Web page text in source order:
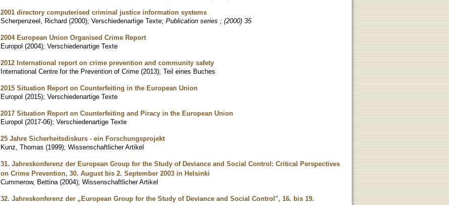
2001 directory computerised criminal justice information systems
Scherpenzeel, Richard (2000); Verschiedenartige Texte; Publication series ; (2000) 35
2004 European Union Organised Crime Report
Europol (2004); Verschiedenartige Texte
2012 International report on crime prevention and community safety
International Centre for the Prevention of Crime (2013); Teil eines Buches
2015 Situation Report on Counterfeiting in the European Union
Europol (2015); Verschiedenartige Texte
2017 Situation Report on Counterfeiting and Piracy in the European Union
Europol (2017-06); Verschiedenartige Texte
25 Jahre Sicherheitsdiskurs - ein Forschungsprojekt
Kunz, Thomas (1999); Wissenschaftlicher Artikel
31. Jahreskonferenz der European Group for the Study of Deviance and Social Control: Critical Perspectives
on Crime Prevention, 30. August bis 2. September 2003 in Helsinki
Cummerow, Bettina (2004); Wissenschaftlicher Artikel
32. Jahreskonferenz der „European Group for the Study of Deviance and Social Control", 16. bis 19.